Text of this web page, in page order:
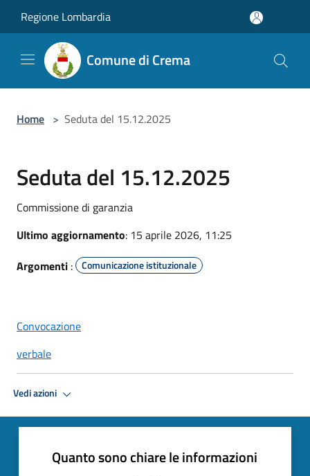
Regione Lombardia
Comune di Crema
Home > Seduta del 15.12.2025
Seduta del 15.12.2025
Commissione di garanzia
Ultimo aggiornamento: 15 aprile 2026, 11:25
Argomenti : Comunicazione istituzionale
Convocazione
verbale
Vedi azioni
Quanto sono chiare le informazioni